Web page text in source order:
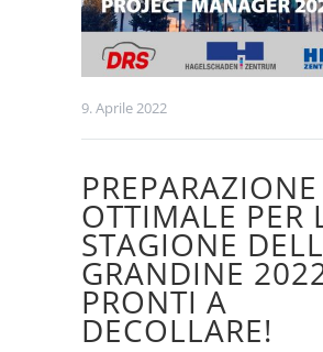
9. Aprile 2022
PREPARAZIONE
OTTIMALE PER
STAGIONE
GRANDINE
PRONTI A
DECOLLARE!